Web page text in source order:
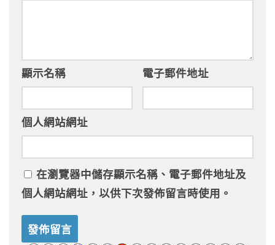
顯示名稱 電子郵件地址
個人網站網址
在瀏覽器中儲存顯示名稱、電子郵件地址及
個人網站網址，以供下次發佈留言時使用。